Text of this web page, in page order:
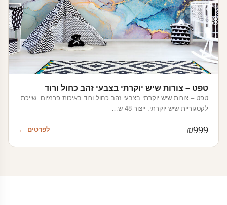
טפט – צורות שיש יוקרתי בצבעי זהב כחול ורוד
טפט – צורות שיש יוקרתי בצבעי זהב כחול ורוד באיכות פרמיום. שייכת
לקטגוריית שיש יוקרתי. ייצור 48 ש…
₪999 לפרטים ←